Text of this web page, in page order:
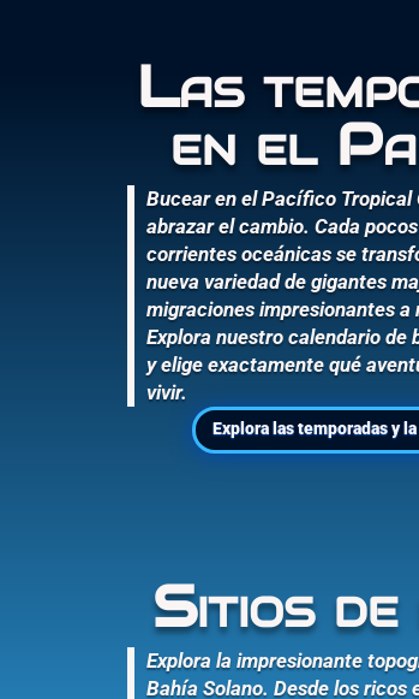
Las
en el
Bucear en el Pacífico Tropical
abrazar el cambio. Cada
corrientes oceánicas se
nueva variedad de gigantes
migraciones impresionantes a
Explora nuestro calendario de
y elige exactamente qué
vivir.
Explora las temporadas y
Sitios de
Explora la impresionante
Bahía Solano. Desde los ricos